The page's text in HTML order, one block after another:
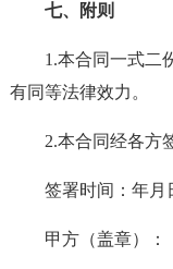
七、附则
1.本合同一式二
有同等法律效力。
2.本合同经各方
签署时间：年月
甲方（盖章）：